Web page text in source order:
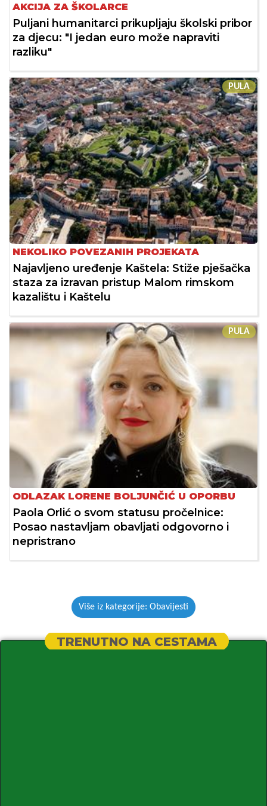
AKCIJA ZA ŠKOLARCE
Puljani humanitarci prikupljaju školski pribor
za djecu: "I jedan euro može napraviti
razliku"
PULA
NEKOLIKO POVEZANIH PROJEKATA
Najavljeno uređenje Kaštela: Stiže pješačka
staza za izravan pristup Malom rimskom
kazalištu i Kaštelu
PULA
ODLAZAK LORENE BOLJUNČIĆ U OPORBU
Paola Orlić o svom statusu pročelnice:
Posao nastavljam obavljati odgovorno i
nepristrano
Više iz kategorije: Obavijesti
TRENUTNO NA CESTAMA